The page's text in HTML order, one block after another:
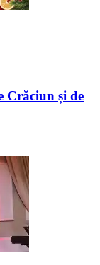
Crăciun și de